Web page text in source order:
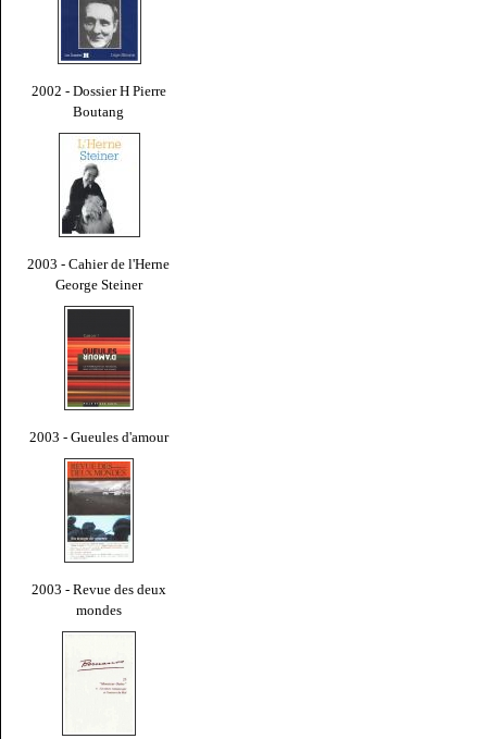
2002 - Dossier H Pierre
Boutang
2003 - Cahier de l'Herne
George Steiner
2003 - Gueules d'amour
2003 - Revue des deux
mondes